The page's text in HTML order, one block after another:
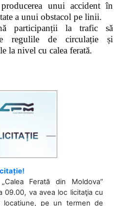
unui accident în
a unui obstacol pe linii.
participanții la trafic să
regulile de circulație și
la nivel cu calea ferată.
Ferată din Moldova”
09.00, va avea loc licitaţia cu
locațiune, pe un termen de